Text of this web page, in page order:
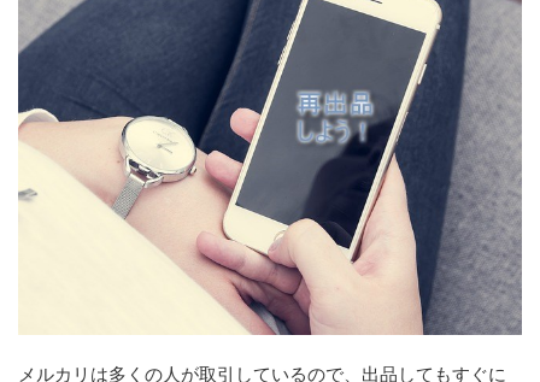
メルカリは多くの人が取引しているので、出品してもすぐに